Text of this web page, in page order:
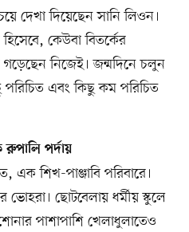
দেখা দিয়েছেন সানি লিওন।
কেউবা বিতর্কের
গড়েছেন নিজেই। জন্মদিনে চলুন
পরিচিত এবং কিছু কম পরিচিত
রুপালি পর্দায়
এক শিখ-পাঞ্জাবি পরিবারে।
ছোটবেলায় ধর্মীয় স্কুলে
পাশাপাশি খেলাধুলাতেও